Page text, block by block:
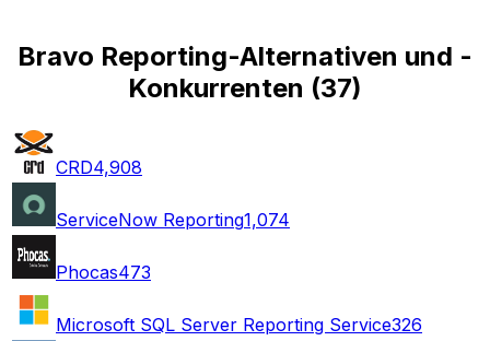
Bravo Reporting-Alternativen und -
Konkurrenten (37)
CRD4,908
ServiceNow Reporting1,074
Phocas473
Microsoft SQL Server Reporting Service326